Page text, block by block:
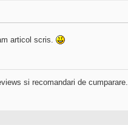
articol scris.
si recomandari de cumparare.